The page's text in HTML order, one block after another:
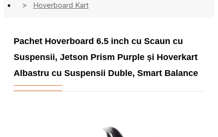
Hoverboard Kart
Pachet Hoverboard 6.5 inch cu Scaun cu
Suspensii, Jetson Prism Purple și Hoverkart
Albastru cu Suspensii Duble, Smart Balance